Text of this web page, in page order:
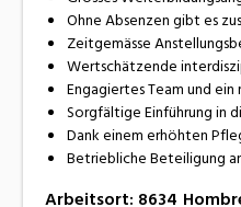
Ohne Absenzen gibt es
Zeitgemässe
Wertschätzende
Engagiertes Team und
Sorgfältige Einführung in
Dank einem erhöhten
Betriebliche Beteiligung
Arbeitsort: 8634